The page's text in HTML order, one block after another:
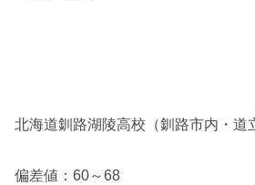
北海道釧路湖陵高校（釧路市内・道
偏差値：60～68